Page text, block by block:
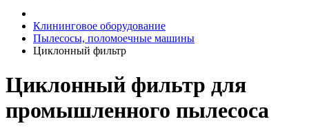
Клининговое оборудование
Пылесосы, поломоечные машины
Циклонный фильтр
Циклонный фильтр для
промышленного пылесоса